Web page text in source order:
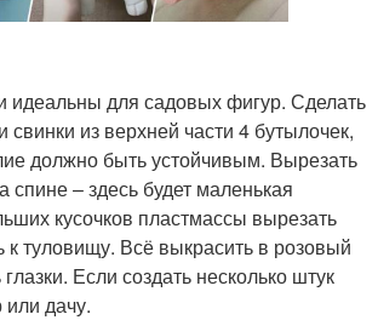
идеальны для садовых фигур. Сделать
из верхней части 4 бутылочек,
должно быть устойчивым. Вырезать
спине – здесь будет маленькая
кусочков пластмассы вырезать
к туловищу. Всё выкрасить в розовый
Если создать несколько штук
или дачу.